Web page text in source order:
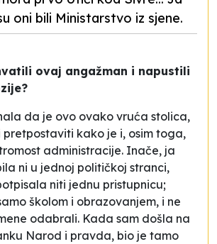
oni bili Ministarstvo iz sjene.
ovaj angažman i napustili
da je ovo ovako vruća stolica,
pretpostaviti kako je i, osim toga,
administracije. Inače, ja
ni u jednoj političkoj stranci,
niti jednu pristupnicu;
školom i obrazovanjem, i ne
odabrali. Kada sam došla na
Narod i pravda, bio je tamo